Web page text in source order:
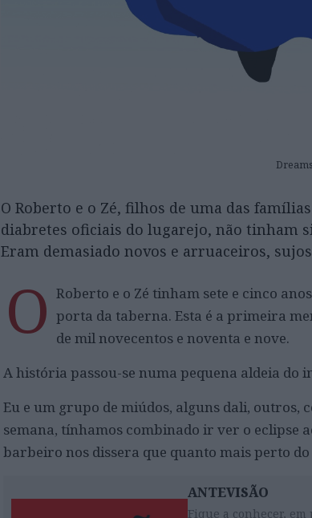
O Roberto e o Zé, filhos de uma das
diabretes oficiais do lugarejo, não tinham
Eram demasiado novos e arruaceiros,
O Roberto e o Zé tinham sete e cinco
porta da taberna. Esta é a primeira
de mil novecentos e noventa e nove.
A história passou-se numa pequena aldeia do
Eu e um grupo de miúdos, alguns dali, outros,
semana, tínhamos combinado ir ver o eclipse
barbeiro nos dissera que quanto mais perto
ANTEVISÃO
Fique a conhecer,